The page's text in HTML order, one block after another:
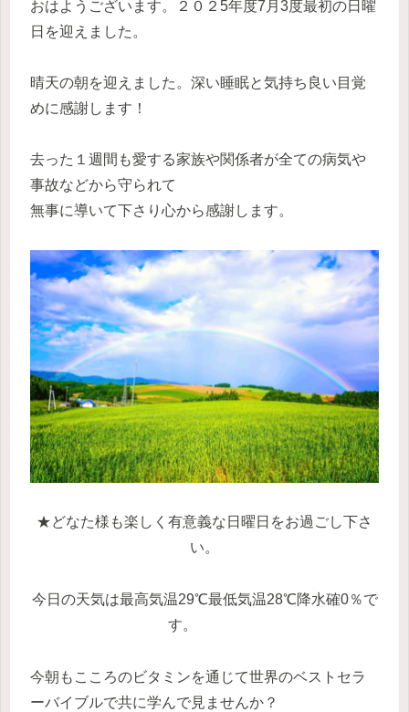
おはようございます。２０２5年度7月3度最初の日曜
日を迎えました。
晴天の朝を迎えました。深い睡眠と気持ち良い目覚
めに感謝します！
去った１週間も愛する家族や関係者が全ての病気や
事故などから守られて
無事に導いて下さり心から感謝します。
★どなた様も楽しく有意義な日曜日をお過ごし下さ
い。
今日の天気は最高気温29℃最低気温28℃降水確0％で
す。
今朝もこころのビタミンを通じて世界のベストセラ
ーバイブルで共に学んで見ませんか？